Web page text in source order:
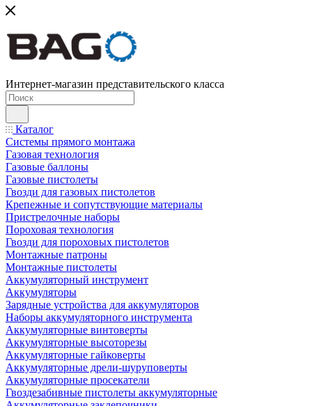
Интернет-магазин представительского класса
Каталог
Системы прямого монтажа
Газовая технология
Газовые баллоны
Газовые пистолеты
Гвозди для газовых пистолетов
Крепежные и сопутствующие материалы
Пристрелочные наборы
Пороховая технология
Гвозди для пороховых пистолетов
Монтажные патроны
Монтажные пистолеты
Аккумуляторный инструмент
Аккумуляторы
Зарядные устройства для аккумуляторов
Наборы аккумуляторного инструмента
Аккумуляторные винтоверты
Аккумуляторные высоторезы
Аккумуляторные гайковерты
Аккумуляторные дрели-шуруповерты
Аккумуляторные просекатели
Гвоздезабивные пистолеты аккумуляторные